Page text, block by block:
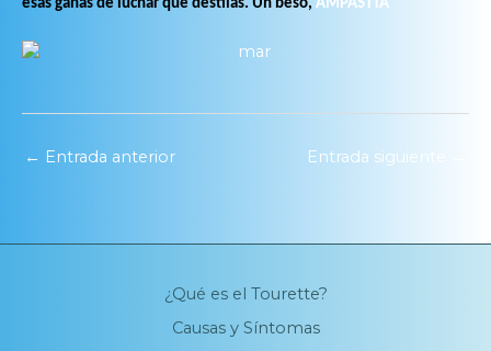
esas ganas de luchar que destilas. Un beso, AMPASTTA
← Entrada anterior Entrada siguiente
¿Qué es el Tourette?
Causas y Síntomas